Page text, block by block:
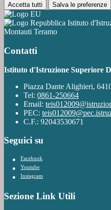
Accetta tutti Salva le preferenze
Istituto
Montauti Teramo
Contatti
Istituto d'Istruzione Superiore
Piazza Dante Alighieri,
Tel: 0861-250664
Email:
PEC:
C.F.: 92043530671
Seguici su
Facebook
Youtube
Instagram
Sezione Link Utili